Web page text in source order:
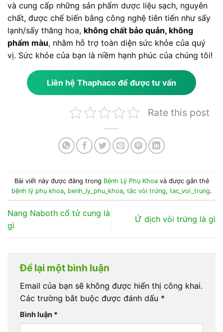
và cung cấp những sản phẩm dược liệu sạch, nguyên
chất, được chế biến bằng công nghệ tiên tiến như sấy
lạnh/sấy thăng hoa, không chất bảo quản, không
phẩm màu, nhằm hỗ trợ toàn diện sức khỏe của quý
vị. Sức khỏe của bạn là niềm hạnh phúc của chúng tôi!
Liên hệ Thaphaco để được tư vấn
Rate this post
Bài viết này được đăng trong Bệnh Lý Phụ Khoavà được gắn thẻ
bệnh lý phụ khoa, benh_ly_phu_khoa, tắc vòi trứng, tac_voi_trung.
Nang Naboth cổ tử cung là
gì
Ứ dịch vòi trứng là gì
Để lại một bình luận
Email của bạn sẽ không được hiển thị công khai.
Các trường bắt buộc được đánh dấu *
Bình luận *